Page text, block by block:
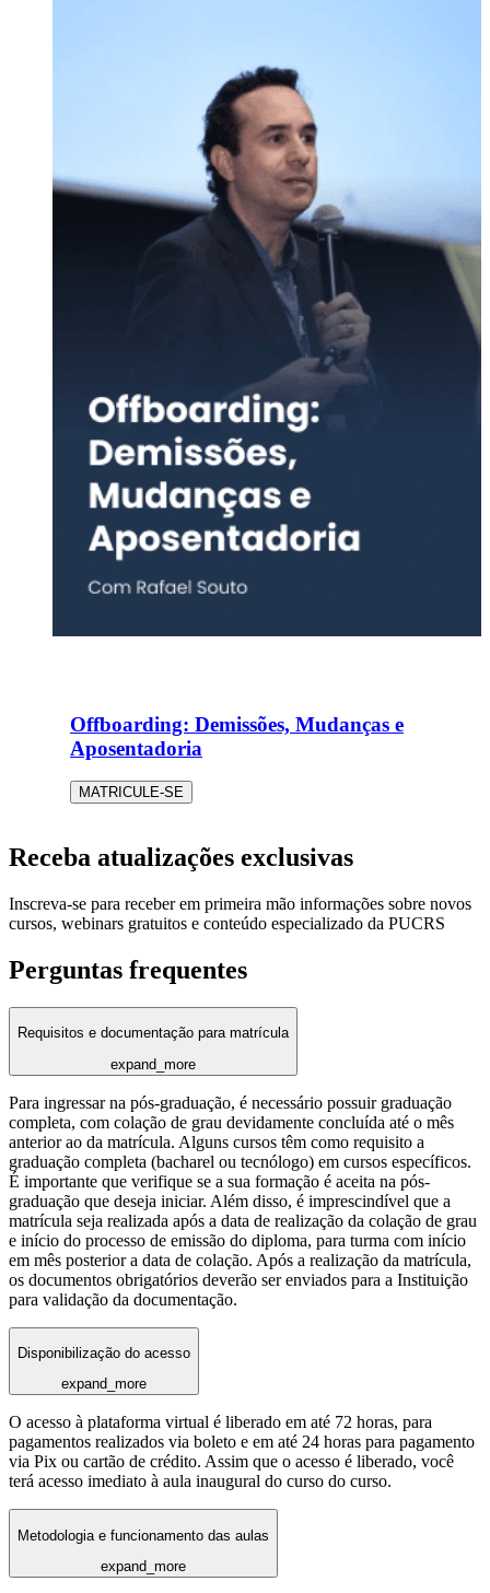
Offboarding: Demissões, Mudanças e
Aposentadoria
MATRICULE-SE
Receba atualizações exclusivas
Inscreva-se para receber em primeira mão informações sobre novos
cursos, webinars gratuitos e conteúdo especializado da PUCRS
Perguntas frequentes
Requisitos e documentação para matrícula
expand_more
Para ingressar na pós-graduação, é necessário possuir graduação
completa, com colação de grau devidamente concluída até o mês
anterior ao da matrícula. Alguns cursos têm como requisito a
graduação completa (bacharel ou tecnólogo) em cursos específicos.
É importante que verifique se a sua formação é aceita na pós-
graduação que deseja iniciar. Além disso, é imprescindível que a
matrícula seja realizada após a data de realização da colação de grau
e início do processo de emissão do diploma, para turma com início
em mês posterior a data de colação. Após a realização da matrícula,
os documentos obrigatórios deverão ser enviados para a Instituição
para validação da documentação.
Disponibilização do acesso
expand_more
O acesso à plataforma virtual é liberado em até 72 horas, para
pagamentos realizados via boleto e em até 24 horas para pagamento
via Pix ou cartão de crédito. Assim que o acesso é liberado, você
terá acesso imediato à aula inaugural do curso do curso.
Metodologia e funcionamento das aulas
expand_more